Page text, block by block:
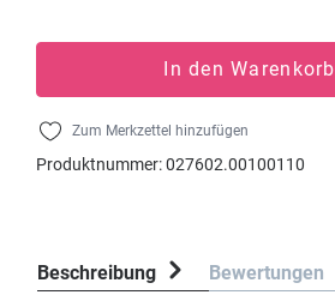
In den Warenkorb
Zum Merkzettel hinzufügen
Produktnummer:027602.00100110
Beschreibung Bewertungen